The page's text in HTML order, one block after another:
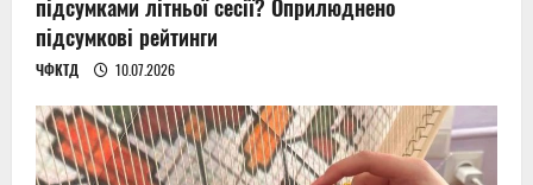
підсумками літньої сесії? Оприлюднено
підсумкові рейтинги
ЧФКТД 10.07.2026